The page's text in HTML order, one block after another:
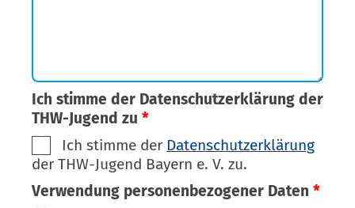
Ich stimme der Datenschutzerklärung der
THW-Jugend zu *
Ich stimme der Datenschutzerklärung
der THW-Jugend Bayern e. V. zu.
Verwendung personenbezogener Daten *